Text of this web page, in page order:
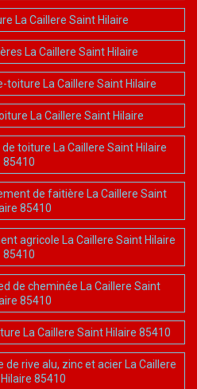
La Caillere Saint Hilaire
La Caillere Saint Hilaire
La Caillere Saint Hilaire
La Caillere Saint Hilaire
toiture La Caillere Saint Hilaire
85410
de faitière La Caillere Saint
85410
agricole La Caillere Saint Hilaire
85410
de cheminée La Caillere Saint
85410
La Caillere Saint Hilaire 85410
rive alu, zinc et acier La Caillere
85410